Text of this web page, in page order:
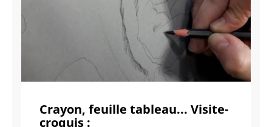
Crayon, feuille tableau... Visite-
croquis :